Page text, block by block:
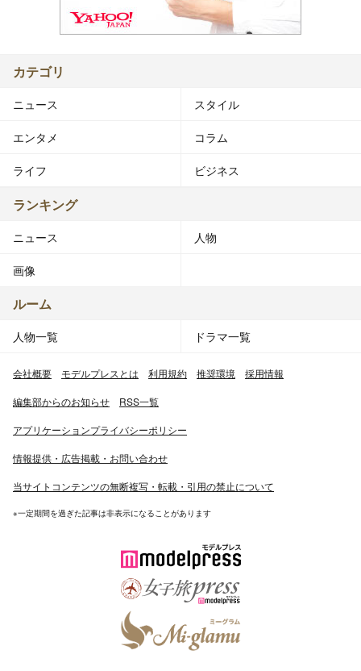
カテゴリ
ニュース スタイル
エンタメ コラム
ライフ ビジネス
ランキング
ニュース 人物
画像
ルーム
人物一覧 ドラマ一覧
会社概要 モデルプレスとは 利用規約 推奨環境 採用情報
編集部からのお知らせ RSS一覧
アプリケーションプライバシーポリシー
情報提供・広告掲載・お問い合わせ
当サイトコンテンツの無断複写・転載・引用の禁止について
※一定期間を過ぎた記事は非表示になることがあります